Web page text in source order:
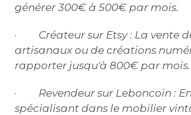
générer 300€ à 500€ par mois.
· Créateur sur Etsy : La vente
artisanaux ou de créations
rapporter jusqu'à 800€ par mois.
· Revendeur sur Leboncoin :
spécialisant dans le mobilier